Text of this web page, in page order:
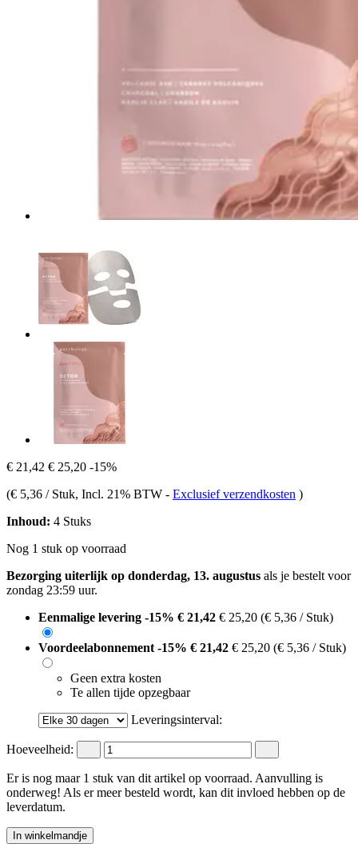
€ 21,42 € 25,20 -15%
(€ 5,36 / Stuk, Incl. 21% BTW - Exclusief verzendkosten )
Inhoud: 4 Stuks
Nog 1 stuk op voorraad
Bezorging uiterlijk op donderdag, 13. augustus als je bestelt voor
zondag 23:59 uur.
Eenmalige levering -15% € 21,42 € 25,20 (€ 5,36 / Stuk)
Voordeelabonnement -15% € 21,42 € 25,20 (€ 5,36 / Stuk)
Geen extra kosten
Te allen tijde opzegbaar
Leveringsinterval:
Hoeveelheid:
Er is nog maar 1 stuk van dit artikel op voorraad. Aanvulling is
onderweg! Als er meer besteld wordt, kan dit invloed hebben op de
leverdatum.
In winkelmandje